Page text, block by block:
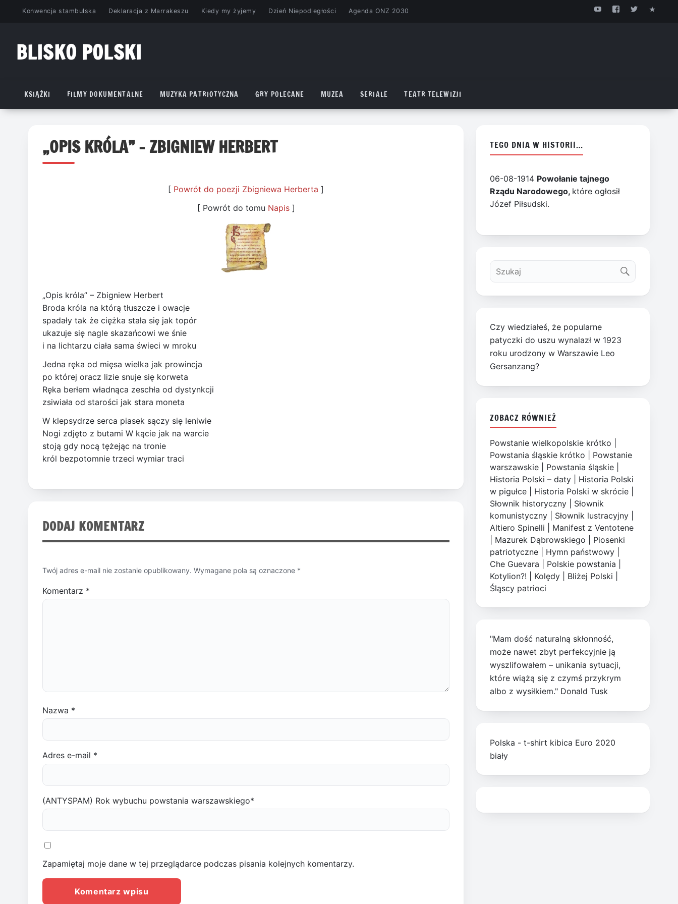
PrzejdźKonwencja stambulska Deklaracja z Marrakeszu Kiedy my żyjemy Dzień Niepodległości Agenda ONZ 2030
BLISKO POLSKI
KSIĄŻKI
FILMY DOKUMENTALNE MUZYKA PATRIOTYCZNA GRY POLECANE MUZEA SERIALE TEATR TELEWIZJI
„OPIS KRÓLA” – ZBIGNIEW HERBERT
[ Powrót do poezji Zbigniewa Herberta ]
[ Powrót do tomu Napis]
„Opis króla” – Zbigniew Herbert
Broda króla na którą tłuszcze i owacje
spadały tak że ciężka stała się jak topór
ukazuje się nagle skazańcowi we śnie
i na lichtarzu ciała sama świeci w mroku
Jedna ręka od mięsa wielka jak prowincja
po której oracz lizie snuje się korweta
Ręka berłem władnąca zeschła od dystynkcji
zsiwiała od starości jak stara moneta
W klepsydrze serca piasek sączy się leniwie
Nogi zdjęto z butami W kącie jak na warcie
stoją gdy nocą tężejąc na tronie
król bezpotomnie trzeci wymiar traci
DODAJ KOMENTARZ
Twój adres e-mail nie zostanie opublikowany. Wymagane pola są oznaczone *
Komentarz *
Nazwa *
Adres e-mail *
(ANTYSPAM) Rok wybuchu powstania warszawskiego*
Zapamiętaj moje dane w tej przeglądarce podczas pisania kolejnych komentarzy.
TEGO DNIA W HISTORII…
06-08-1914 Powołanie tajnego
Rządu Narodowego, które ogłosił
Józef Piłsudski.
Czy wiedziałeś, że popularne
patyczki do uszu wynalazł w 1923
roku urodzony w Warszawie Leo
Gersanzang?
ZOBACZ RÓWNIEŻ
Powstanie wielkopolskie krótko
Powstania śląskie krótko
Powstanie
warszawskie
Powstania śląskie
Historia Polski – daty
Historia Polski
w pigułce
Historia Polski w skrócie
Słownik historyczny
Słownik
komunistyczny
Słownik lustracyjny
Altiero Spinelli
Manifest z Ventotene
Mazurek Dąbrowskiego
Piosenki
patriotyczne
Hymn państwowy
Che Guevara
Polskie powstania
Kotylion?!
Kolędy Bliżej Polski
Śląscy patrioci
"Mam dość naturalną skłonność,
może nawet zbyt perfekcyjnie ją
wyszlifowałem – unikania sytuacji,
które wiążą się z czymś przykrym
albo z wysiłkiem." Donald Tusk
Polska - t-shirt kibica Euro 2020
biały